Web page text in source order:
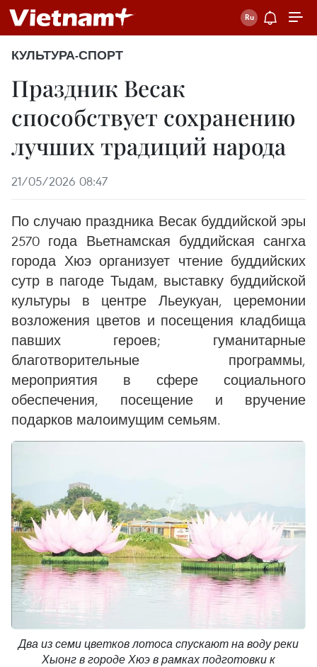
КУЛЬТУРА-СПОРТ
Праздник Весак
способствует сохранению
лучших традиций народа
21/05/2026 08:47
По случаю праздника Весак буддийской эры
2570 года Вьетнамская буддийская сангха
города Хюэ организует чтение буддийских
сутр в пагоде Тыдам, выставку буддийской
культуры в центре Льеукуан, церемонии
возложения цветов и посещения кладбища
павших героев; гуманитарные
благотворительные программы,
мероприятия в сфере социального
обеспечения, посещение и вручение
подарков малоимущим семьям.
Два из семи цветков лотоса спускают на воду реки
Хыонг в городе Хюэ в рамках подготовки к